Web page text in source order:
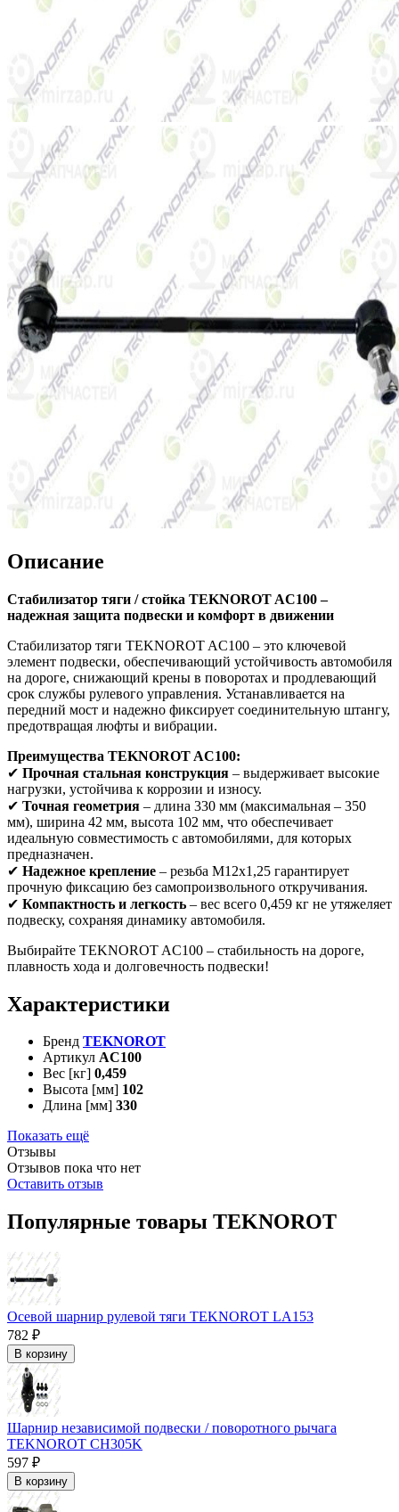
Описание
Стабилизатор тяги / стойка TEKNOROT AC100 –
надежная защита подвески и комфорт в движении
Стабилизатор тяги TEKNOROT AC100 – это ключевой
элемент подвески, обеспечивающий устойчивость автомобиля
на дороге, снижающий крены в поворотах и продлевающий
срок службы рулевого управления. Устанавливается на
передний мост и надежно фиксирует соединительную штангу,
предотвращая люфты и вибрации.
Преимущества TEKNOROT AC100:
✔ Прочная стальная конструкция – выдерживает высокие
нагрузки, устойчива к коррозии и износу.
✔ Точная геометрия – длина 330 мм (максимальная – 350
мм), ширина 42 мм, высота 102 мм, что обеспечивает
идеальную совместимость с автомобилями, для которых
предназначен.
✔ Надежное крепление – резьба M12x1,25 гарантирует
прочную фиксацию без самопроизвольного откручивания.
✔ Компактность и легкость – вес всего 0,459 кг не утяжеляет
подвеску, сохраняя динамику автомобиля.
Выбирайте TEKNOROT AC100 – стабильность на дороге,
плавность хода и долговечность подвески!
Характеристики
Бренд TEKNOROT
Артикул AC100
Вес [кг] 0,459
Высота [мм] 102
Длина [мм] 330
Показать ещё
Отзывы
Отзывов пока что нет
Оставить отзыв
Популярные товары TEKNOROT
Осевой шарнир рулевой тяги TEKNOROT LA153
782 ₽
В корзину
Шарнир независимой подвески / поворотного рычага
TEKNOROT CH305K
597 ₽
В корзину